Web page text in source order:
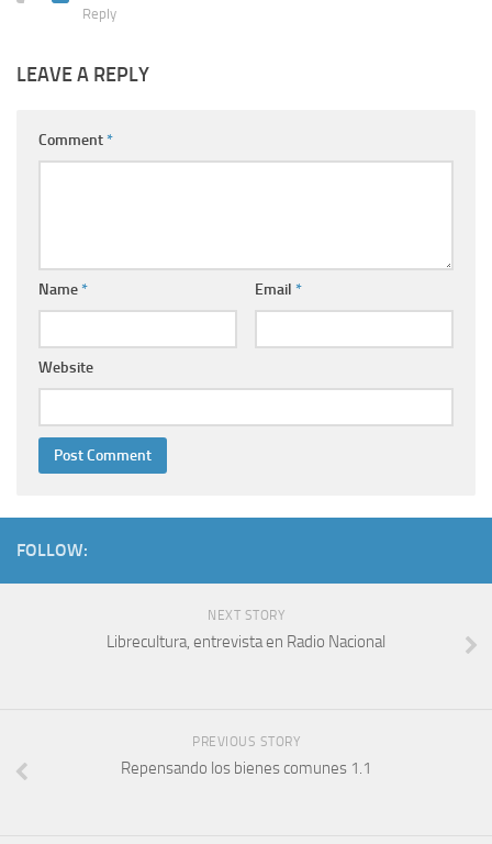
Reply
LEAVE A REPLY
Comment*
Name* Email *
Website
FOLLOW:
NEXT STORY
Librecultura, entrevista en Radio Nacional
PREVIOUS STORY
Repensando los bienes comunes 1.1